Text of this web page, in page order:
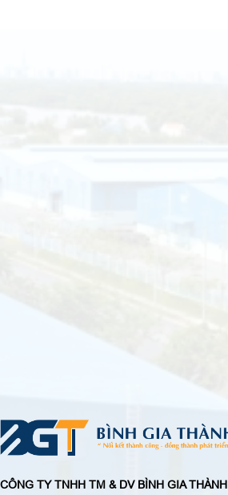
CÔNG TY TNHH TM & DV BÌNH GIA THÀNH